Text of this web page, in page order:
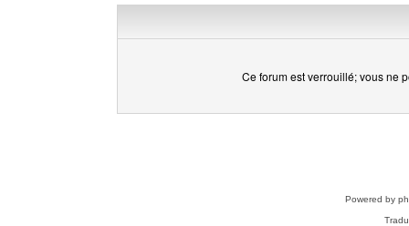
Ce forum est verrouillé; vous ne
Powered by